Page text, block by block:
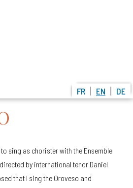
FR EN DE
sing as chorister with the Ensemble
by international tenor Daniel
that I sing the Oroveso and